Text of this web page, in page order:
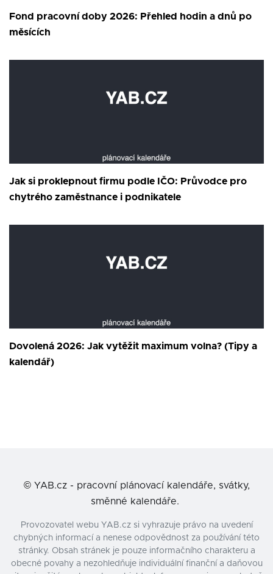
Fond pracovní doby 2026: Přehled hodin a dnů po
měsících
Jak si proklepnout firmu podle IČO: Průvodce pro
chytrého zaměstnance i podnikatele
Dovolená 2026: Jak vytěžit maximum volna? (Tipy a
kalendář)
© YAB.cz - pracovní plánovací kalendáře, svátky,
směnné kalendáře.
Provozovatel webu YAB.cz si vyhrazuje právo na uvedení
chybných informací a nenese odpovědnost za používání této
stránky. Obsah stránek je pouze informačního charakteru a
obecné povahy a nezohledňuje individuální finanční a daňovou